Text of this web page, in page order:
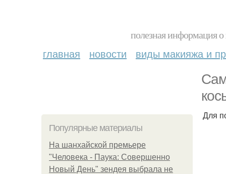
полезная информация
главная новости виды макияжа и
Популярные материалы
На шанхайской премьере
"Человека - Паука: Совершенно
Новый День" зендея выбрала не
Для